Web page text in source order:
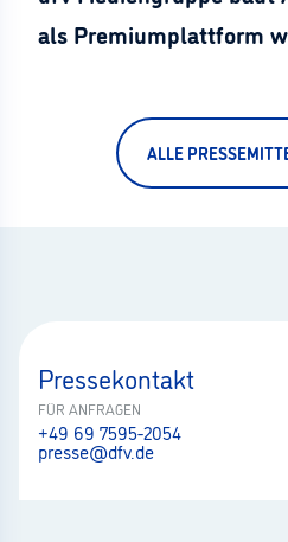
als Premiumplattform
ALLE
Pressekontakt
FÜR ANFRAGEN
+49 69 7595-2054
presse@dfv.de